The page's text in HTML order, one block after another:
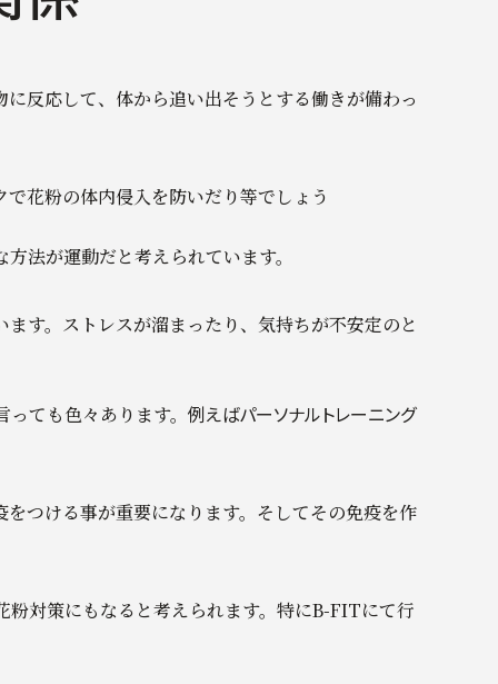
反応して、体から追い出そうとする働きが備わっ
花粉の体内侵入を防いだり等でしょう
法が運動だと考えられています。
す。ストレスが溜まったり、気持ちが不安定のと
ても色々あります。 例えばパーソナルトレーニング
つける事が重要になります。そしてその免疫を作
対策にもなると考えられます。特にB-FITにて行
いえます。